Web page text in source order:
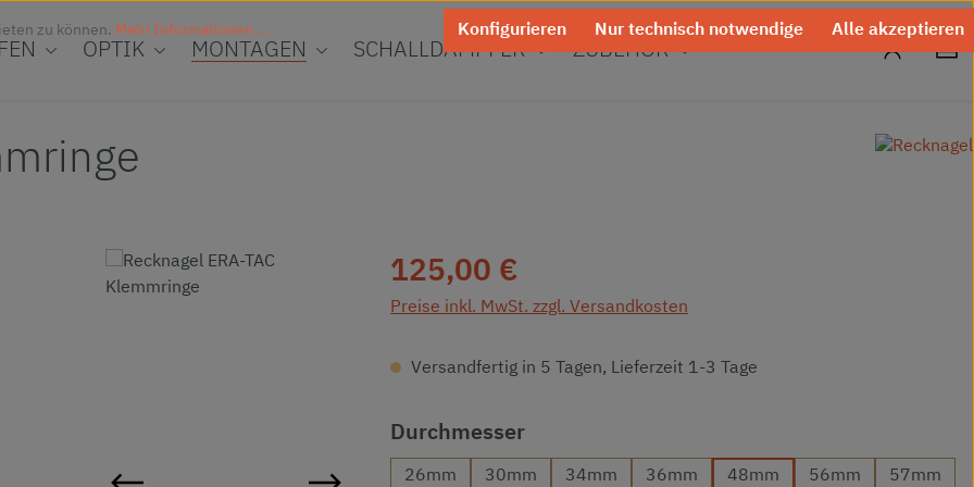
OPTIK MONTAGEN SCHALLDÄMPFER ZUBEHÖR
0
Regulärer Preis:
125,00 €
Preise inkl. MwSt. zzgl. Versandkosten
Versandfertig in 5 Tagen, Lieferzeit 1-3 Tage
Durchmesserauswählen
26mm 30mm 34mm 36mm 48mm 56mm 57mm
zu können. Mehr Informationen ... Nur technisch notwendige
Konfigurieren Alle akzeptieren